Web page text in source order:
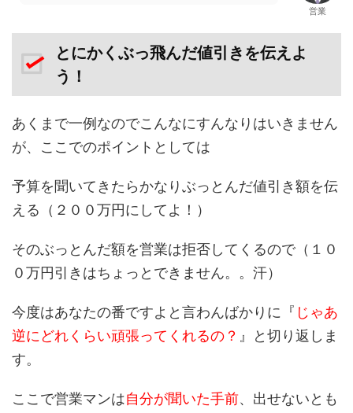
営業
とにかくぶっ飛んだ値引きを伝えよ
う！
あくまで一例なのでこんなにすんなりはいきません
が、ここでのポイントとしては
予算を聞いてきたらかなりぶっとんだ値引き額を伝
える（２００万円にしてよ！）
そのぶっとんだ額を営業は拒否してくるので（１０
０万円引きはちょっとできません。。汗）
今度はあなたの番ですよと言わんばかりに『 じゃあ
逆にどれくらい頑張ってくれるの？ 』と切り返しま
す。
ここで営業マンは自分が聞いた手前、出せないとも